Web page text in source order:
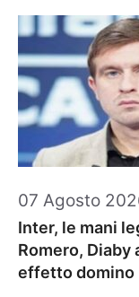
07 Agosto
Inter, le mani
Romero,
effetto domino